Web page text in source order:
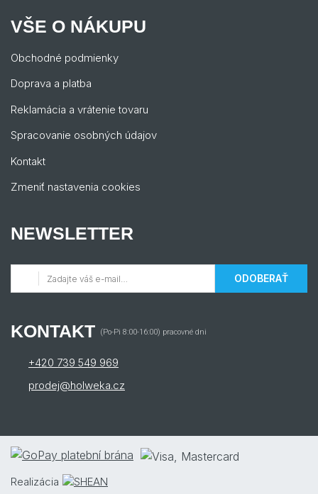
VŠE O NÁKUPU
Obchodné podmienky
Doprava a platba
Reklamácia a vrátenie tovaru
Spracovanie osobných údajov
Kontakt
Zmeniť nastavenia cookies
NEWSLETTER
ODOBERAŤ
KONTAKT (Po-Pi 8:00-16:00) pracovné dni
+420 739 549 969
prodej@holweka.cz
Realizácia